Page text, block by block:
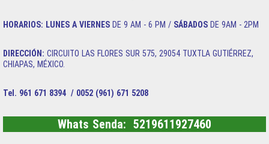
HORARIOS: LUNES A VIERNES DE 9 AM - 6 PM / SÁBADOS DE 9AM - 2PM
DIRECCIÓN: CIRCUITO LAS FLORES SUR 575, 29054 TUXTLA GUTIÉRREZ,
CHIAPAS, MÉXICO.
Tel. 961 671 8394 / 0052 (961) 671 5208
Whats Senda: 5219611927460